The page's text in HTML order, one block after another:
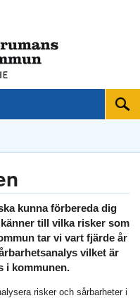
Sök
kunna förbereda dig
till vilka risker som
tar vi vart fjärde år
vilket är
i kommunen.
risker och sårbarheter i